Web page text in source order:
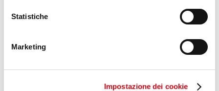
Statistiche
Marketing
Impostazione dei cookie